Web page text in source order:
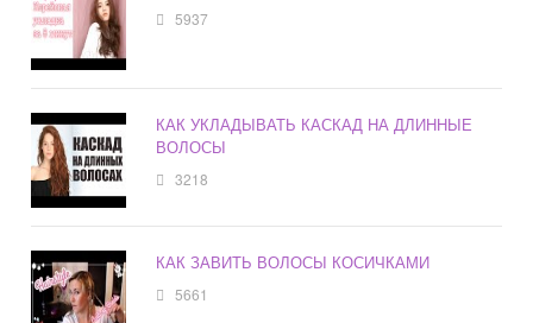
5937
КАК УКЛАДЫВАТЬ КАСКАД НА ДЛИННЫЕ
ВОЛОСЫ
3218
КАК ЗАВИТЬ ВОЛОСЫ КОСИЧКАМИ
5661